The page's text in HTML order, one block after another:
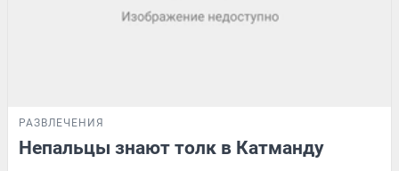
РАЗВЛЕЧЕНИЯ
Непальцы знают толк в Катманду